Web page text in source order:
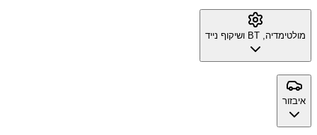
מולטימדיה, BT ושיקוף נייד
איבזור